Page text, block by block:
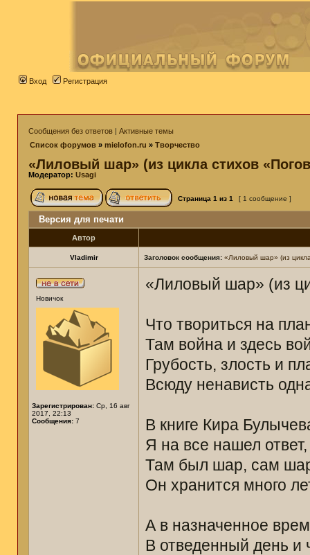
Вход Регистрация
Сообщения без ответов | Активные темы
Список форумов » mielofon.ru » Творчество
«Лиловый шар» (из цикла стихов
Модератор: Usagi
Страница 1 из 1 [ 1 сообщение ]
Версия для печати
Автор
Vladimir Заголовок сообщения: «Лиловый шар» (из
Новичок
Зарегистрирован: Ср, 16 авг
2017, 22:13
Сообщения: 7
«Лиловый шар» (из
Что твориться на
Там война и здесь
Грубость, злость и
Всюду ненависть
В книге Кира
Я на все нашел ответ,
Там был шар, сам
Он хранится много
А в назначенное
В отведенный день и